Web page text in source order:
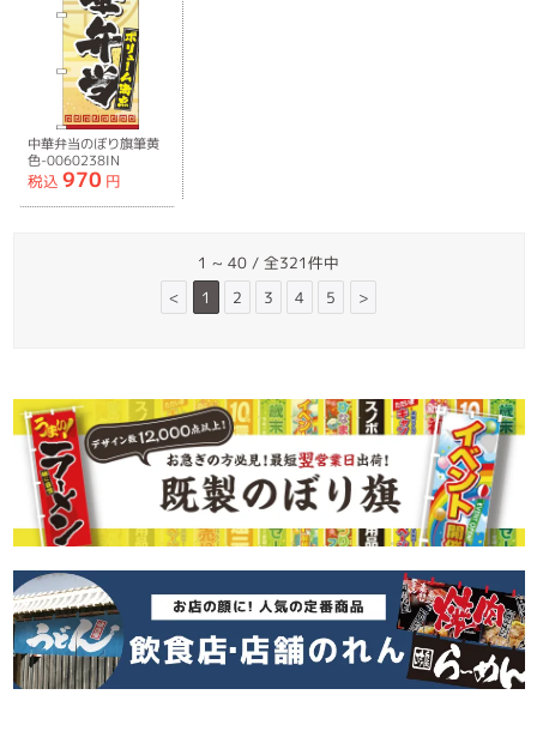
中華弁当のぼり旗筆黄
色-0060238IN
税込 970 円
1 ~ 40 / 全321件中
<
1 2 3 4 5 >